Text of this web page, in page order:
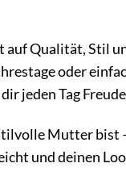
auf Qualität, Stil
oder
jeden Tag
Mutter bist
und deinen